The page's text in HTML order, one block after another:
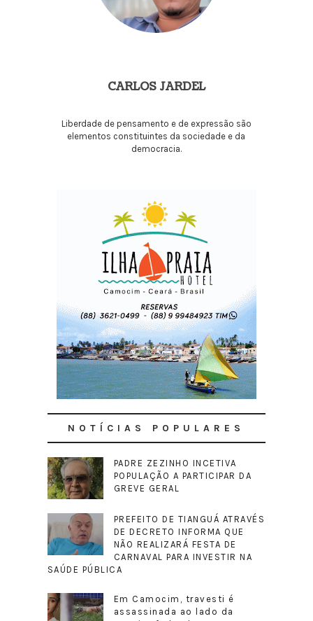
CARLOS JARDEL
Liberdade de pensamento e de expressão são
elementos constituintes da sociedade e da
democracia.
NOTÍCIAS POPULARES
PADRE ZEZINHO INCETIVA
POPULAÇÃO A PARTICIPAR DA
GREVE GERAL
PREFEITO DE TIANGUÁ ATRAVÉS
DE DECRETO INFORMA QUE
NÃO REALIZARÁ FESTA DE
CARNAVAL PARA INVESTIR NA
SAÚDE PÚBLICA
Em Camocim, travesti é
assassinada ao lado da